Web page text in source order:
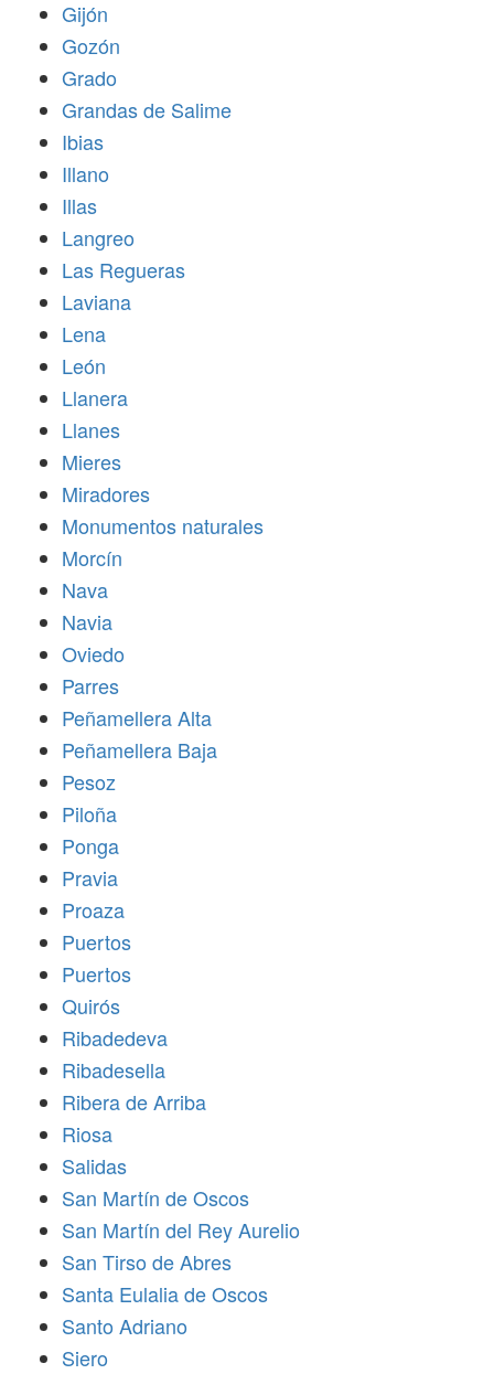
Gijón
Gozón
Grado
Grandas de Salime
Ibias
Illano
Illas
Langreo
Las Regueras
Laviana
Lena
León
Llanera
Llanes
Mieres
Miradores
Monumentos naturales
Morcín
Nava
Navia
Oviedo
Parres
Peñamellera Alta
Peñamellera Baja
Pesoz
Piloña
Ponga
Pravia
Proaza
Puertos
Puertos
Quirós
Ribadedeva
Ribadesella
Ribera de Arriba
Riosa
Salidas
San Martín de Oscos
San Martín del Rey Aurelio
San Tirso de Abres
Santa Eulalia de Oscos
Santo Adriano
Siero